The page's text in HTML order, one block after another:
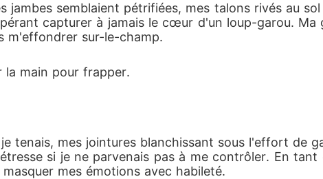
semblaient pétrifiées, mes talons rivés au
capturer à jamais le cœur d'un loup-garou.
m'effondrer sur-le-champ.
la main pour frapper.
tenais, mes jointures blanchissant sous l'effort de
si je ne parvenais pas à me contrôler. En tant
mes émotions avec habileté.